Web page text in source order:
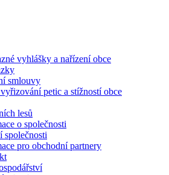
vyhlášky a nařízení obce
smlouvy
petic a stížností obce
lesů
o společnosti
společnosti
pro obchodní partnery